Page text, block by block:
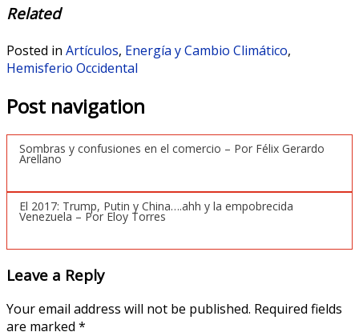
Related
Posted in Artículos, Energía y Cambio Climático,
Hemisferio Occidental
Post navigation
Sombras y confusiones en el comercio – Por Félix Gerardo
Arellano
El 2017: Trump, Putin y China….ahh y la empobrecida
Venezuela – Por Eloy Torres
Leave a Reply
Your email address will not be published. Required fields
are marked *